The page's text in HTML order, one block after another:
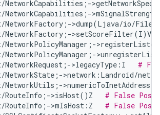
NetworkCapabilities;-
NetworkCapabilities;-
NetworkFactory;->dump(Ljava/io/
NetworkFactory;-
NetworkPolicyManager;-
NetworkPolicyManager;-
NetworkRequest;->legacyType:I #
NetworkState;->network:Landroid/
NetworkUtils;-
RouteInfo;->isHost()Z # False
RouteInfo;->mIsHost:Z # False